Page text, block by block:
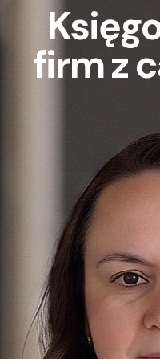
firm z